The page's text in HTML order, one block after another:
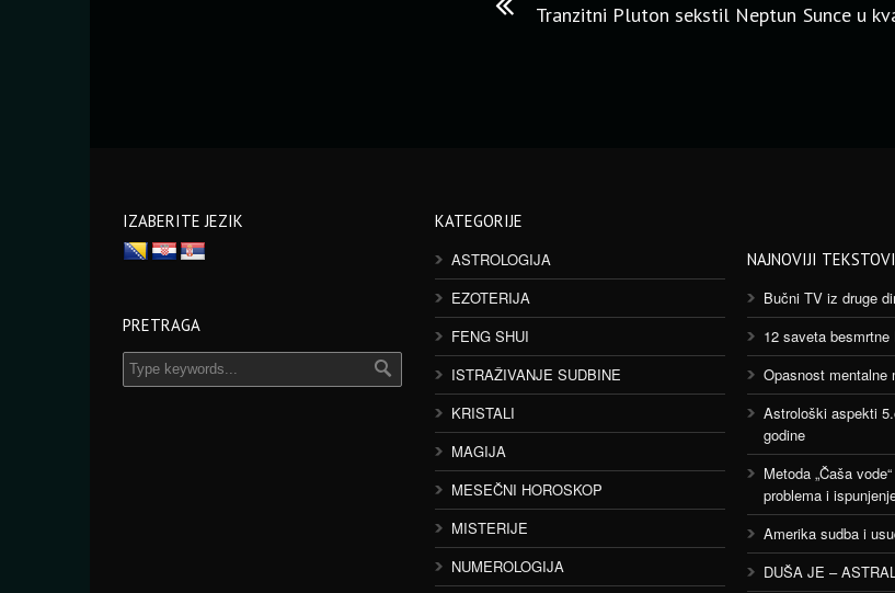
Tranzitni Pluton sekstil Neptun Sunce u
IZABERITE JEZIK
PRETRAGA
KATEGORIJE
ASTROLOGIJA
EZOTERIJA
FENG SHUI
ISTRAŽIVANJE SUDBINE
KRISTALI
MAGIJA
MESEČNI HOROSKOP
MISTERIJE
NUMEROLOGIJA
NAJNOVIJI TEKSTOVI
Bučni TV iz druge
12 saveta besmrtne
Opasnost mentalne
Astrološki aspekti
godine
Metoda „Čaša
problema i
Amerika sudba i
DUŠA JE –